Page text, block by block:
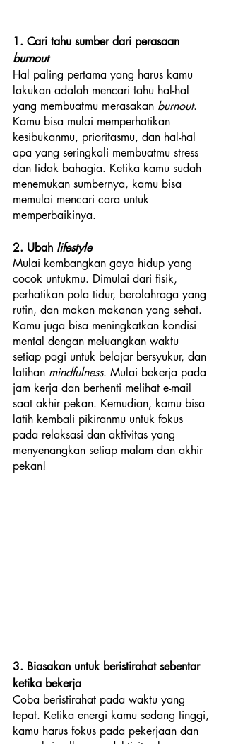
1. Cari tahu sumber dari perasaan
burnout
Hal paling pertama yang harus kamu
lakukan adalah mencari tahu hal-hal
yang membuatmu merasakan burnout.
Kamu bisa mulai memperhatikan
kesibukanmu, prioritasmu, dan hal-hal
apa yang seringkali membuatmu stress
dan tidak bahagia. Ketika kamu sudah
menemukan sumbernya, kamu bisa
memulai mencari cara untuk
memperbaikinya.
2. Ubah lifestyle
Mulai kembangkan gaya hidup yang
cocok untukmu. Dimulai dari fisik,
perhatikan pola tidur, berolahraga yang
rutin, dan makan makanan yang sehat.
Kamu juga bisa meningkatkan kondisi
mental dengan meluangkan waktu
setiap pagi untuk belajar bersyukur, dan
latihan mindfulness. Mulai bekerja pada
jam kerja dan berhenti melihat e-mail
saat akhir pekan. Kemudian, kamu bisa
latih kembali pikiranmu untuk fokus
pada relaksasi dan aktivitas yang
menyenangkan setiap malam dan akhir
pekan!
3. Biasakan untuk beristirahat sebentar
ketika bekerja
Coba beristirahat pada waktu yang
tepat. Ketika energi kamu sedang tinggi,
kamu harus fokus pada pekerjaan dan